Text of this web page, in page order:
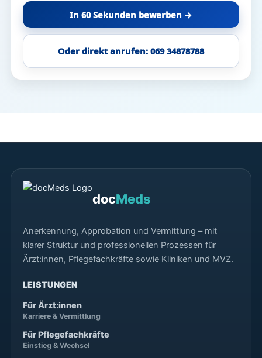
In 60 Sekunden bewerben →
Oder direkt anrufen: 069 34878788
docMeds
Anerkennung, Approbation und Vermittlung – mit
klarer Struktur und professionellen Prozessen für
Ärzt:innen, Pflegefachkräfte sowie Kliniken und MVZ.
LEISTUNGEN
Für Ärzt:innen
Karriere & Vermittlung
Für Pflegefachkräfte
Einstieg & Wechsel